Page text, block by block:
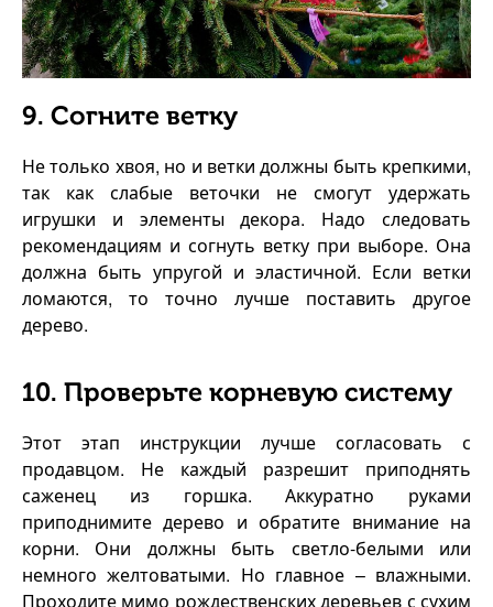
9. Согните ветку
Не только хвоя, но и ветки должны быть крепкими,
так как слабые веточки не смогут удержать
игрушки и элементы декора. Надо следовать
рекомендациям и согнуть ветку при выборе. Она
должна быть упругой и эластичной. Если ветки
ломаются, то точно лучше поставить другое
дерево.
10. Проверьте корневую систему
Этот этап инструкции лучше согласовать с
продавцом. Не каждый разрешит приподнять
саженец из горшка. Аккуратно руками
приподнимите дерево и обратите внимание на
корни. Они должны быть светло-белыми или
немного желтоватыми. Но главное – влажными.
Проходите мимо рождественских деревьев с сухим